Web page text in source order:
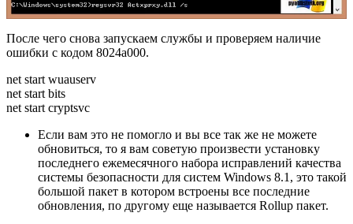
После чего снова запускаем службы и проверяем наличие
ошибки с кодом 8024a000.
net start wuauserv
net start bits
net start cryptsvc
Если вам это не помогло и вы все так же не можете
обновиться, то я вам советую произвести установку
последнего ежемесячного набора исправлений качества
системы безопасности для систем Windows 8.1, это такой
большой пакет в котором встроены все последние
обновления, по другому еще называется Rollup пакет.